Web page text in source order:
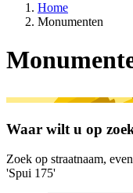
Home
Monumenten
Waar wilt u op
Zoek op straatnaam,
'Spui 175'